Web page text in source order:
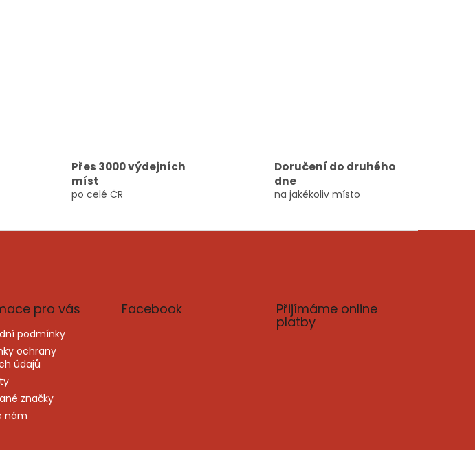
Přes 3000 výdejních
míst
po celé ČR
Doručení do druhého
dne
na jakékoliv místo
pro vás
podmínky
ochrany
údajů
značky
nám
Facebook Přijímáme online
platby